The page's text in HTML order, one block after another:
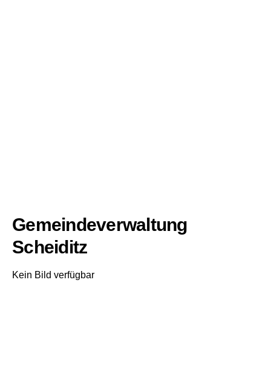
Gemeindeverwaltung
Scheiditz
Kein Bild verfügbar